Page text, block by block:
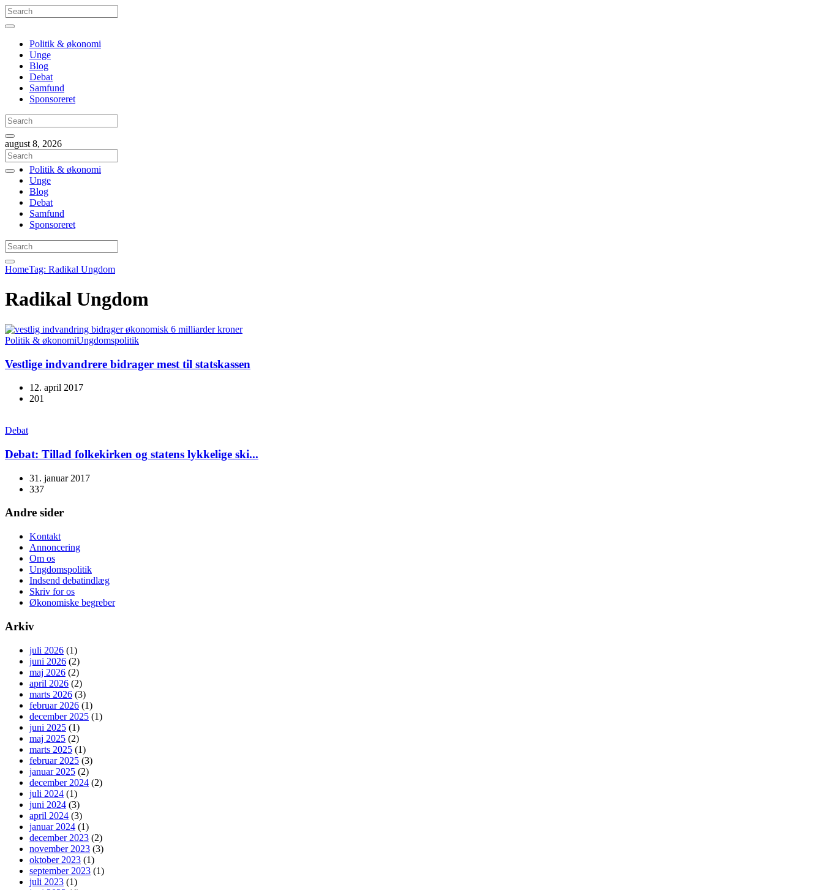
Politik & økonomi
Unge
Blog
Debat
Samfund
Sponsoreret
august 8, 2026
Politik & økonomi
Unge
Blog
Debat
Samfund
Sponsoreret
HomeTag: Radikal Ungdom
Radikal Ungdom
Politik & økonomiUngdomspolitik
Vestlige indvandrere bidrager mest til statskassen
12. april 2017
201
Debat
Debat: Tillad folkekirken og statens lykkelige ski...
31. januar 2017
337
Andre sider
Kontakt
Annoncering
Om os
Ungdomspolitik
Indsend debatindlæg
Skriv for os
Økonomiske begreber
Arkiv
juli 2026 (1)
juni 2026 (2)
maj 2026 (2)
april 2026 (2)
marts 2026 (3)
februar 2026 (1)
december 2025 (1)
juni 2025 (1)
maj 2025 (2)
marts 2025 (1)
februar 2025 (3)
januar 2025 (2)
december 2024 (2)
juli 2024 (1)
juni 2024 (3)
april 2024 (3)
januar 2024 (1)
december 2023 (2)
november 2023 (3)
oktober 2023 (1)
september 2023 (1)
juli 2023 (1)